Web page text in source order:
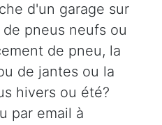
d'un garage sur
pneus neufs ou
de pneu, la
de jantes ou la
hivers ou été?
par email à